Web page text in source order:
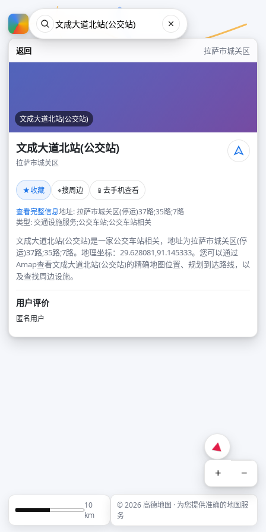
返回 拉萨市城关区
文成大道北站(公交站)
文成大道北站(公交站)
拉萨市城关区
★收藏 ⌖搜周边 📱 去手机查看
查看完整信息地址: 拉萨市城关区(停运)37路;35路;7路
类型: 交通设施服务;公交车站;公交车站相关
文成大道北站(公交站)是一家公交车站相关，地址为拉萨市城关区(停
运)37路;35路;7路。地理坐标：29.628081,91.145333。您可以通过
Amap查看文成大道北站(公交站)的精确地图位置、规划到达路线，以
及查找周边设施。
用户评价
匿名用户
+ −
10
km
© 2026 高德地图 · 为您提供准确的地图服
务